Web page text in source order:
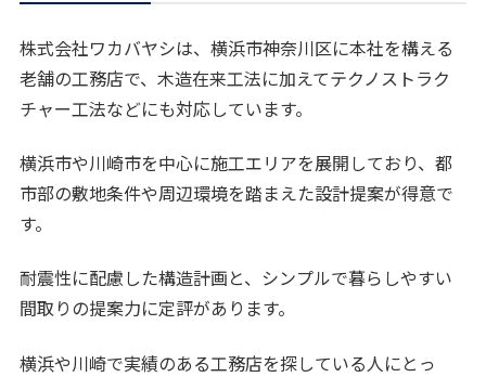
株式会社ワカバヤシは、横浜市神奈川区に本社を構える
老舗の工務店で、木造在来工法に加えてテクノストラク
チャー工法などにも対応しています。
横浜市や川崎市を中心に施工エリアを展開しており、都
市部の敷地条件や周辺環境を踏まえた設計提案が得意で
す。
耐震性に配慮した構造計画と、シンプルで暮らしやすい
間取りの提案力に定評があります。
横浜や川崎で実績のある工務店を探している人にとっ